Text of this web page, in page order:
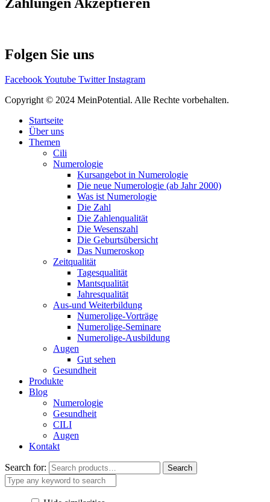
Folgen Sie uns
FacebookYoutube Twitter Instagram
Copyright © 2024 MeinPotential. Alle Rechte vorbehalten.
Startseite
Über uns
Themen
Cili
Numerologie
Kursangebot in Numerologie
Die neue Numerologie (ab Jahr 2000)
Was ist Numerologie
Die Zahl
Die Zahlenqualität
Die Wesenszahl
Die Geburtsübersicht
Das Numeroskop
Zeitqualität
Tagesqualität
Mantsqualität
Jahresqualität
Aus-und Weiterbildung
Numerolige-Vorträge
Numerolige-Seminare
Numerolige-Ausbildung
Augen
Gut sehen
Gesundheit
Produkte
Blog
Numerologie
Gesundheit
CILI
Augen
Kontakt
Search for: Search